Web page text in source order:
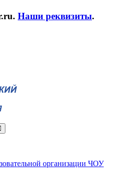
. Наши реквизиты.
организации ЧОУ